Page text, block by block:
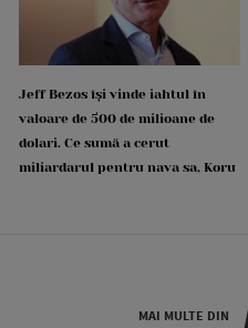
Jeff Bezos își vinde iahtul în
valoare de 500 de milioane de
dolari. Ce sumă a cerut
miliardarul pentru nava sa, Koru
MAI MULTE DIN